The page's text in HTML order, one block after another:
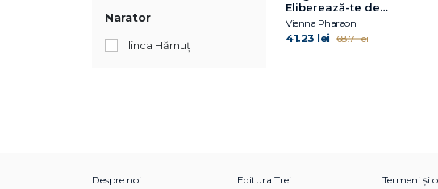
Narator
Ilinca Hărnuț
Eliberează-te de
tiparele familiale,
trăiește-ți viața și dă-ți
voie să iubești
Vienna Pharaon
41.23 lei 68.71 lei
Despre noi Editura Trei Termeni și